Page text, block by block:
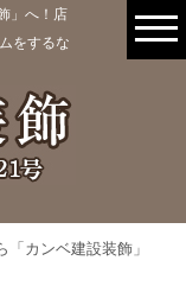
」へ！店
をするな
カンベ建設装飾」